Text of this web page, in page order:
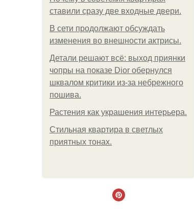
ставили сразу две входные двери.
В сети продолжают обсуждать
изменения во внешности актрисы.
Детали решают всё: выход приянки
чопры на показе Dior обернулся
шквалом критики из-за небрежного
пошива.
Растения как украшения интерьера.
Стильная квартира в светлых
приятных тонах.